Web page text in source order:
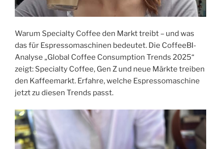
Warum Specialty Coffee den Markt treibt – und was
das für Espressomaschinen bedeutet. Die CoffeeBI-
Analyse „Global Coffee Consumption Trends 2025“
zeigt: Specialty Coffee, Gen Z und neue Märkte treiben
den Kaffeemarkt. Erfahre, welche Espressomaschine
jetzt zu diesen Trends passt.